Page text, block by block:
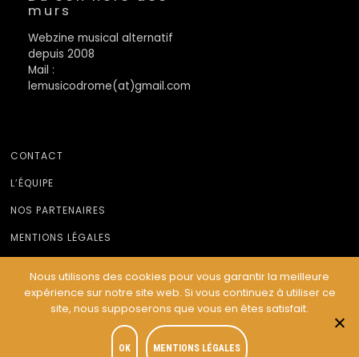
murs
Webzine musical alternatif
depuis 2008
Mail :
lemusicodrome(at)gmail.com
CONTACT
L’ÉQUIPE
NOS PARTENAIRES
MENTIONS LÉGALES
© Le Musicodrome 2022 - Webdesign :Cereal Concept
Nous utilisons des cookies pour vous garantir la meilleure
expérience sur notre site web. Si vous continuez à utiliser ce
site, nous supposerons que vous en êtes satisfait.
OK MENTIONS LÉGALES